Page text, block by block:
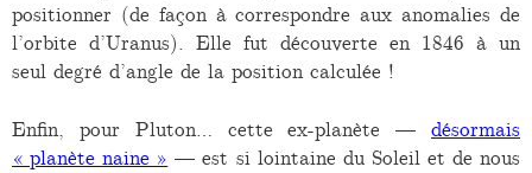
positionner (de façon à correspondre aux anomalies de
l’orbite d’Uranus). Elle fut découverte en 1846 à un
seul degré d’angle de la position calculée !
Enfin, pour Pluton… cette ex-planète — désormais
« planète naine » — est si lointaine du Soleil et de nous